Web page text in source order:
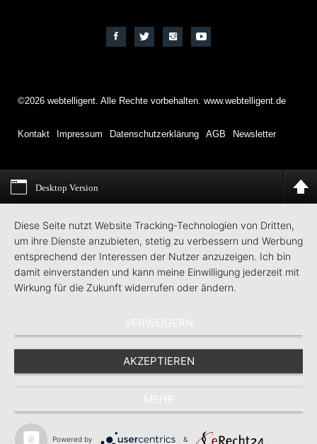
©2026 webtelligent. Alle Rechte vorbehalten. www.webtelligent.de
Kontakt Impressum Datenschutzerklärung AGB Newsletter
Desktop Version
Diese Seite nutzt Website Tracking-Technologien von Dritten,
um ihre Dienste anzubieten, stetig zu verbessern und Werbung
entsprechend der Interessen der Nutzer anzuzeigen. Ich bin
damit einverstanden und kann meine Einwilligung jederzeit mit
Wirkung für die Zukunft widerrufen oder ändern.
VERWEIGERN
AKZEPTIEREN
MEHR
Powered by &